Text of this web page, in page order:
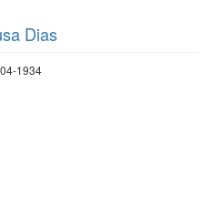
Dias
1934